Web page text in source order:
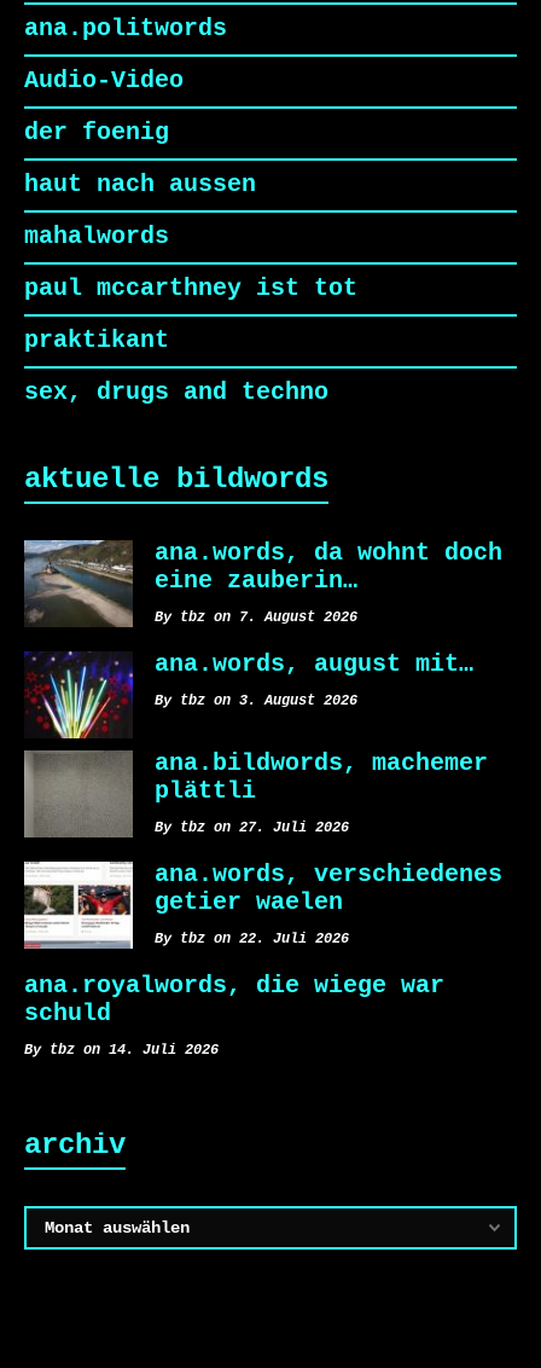
ana.politwords
Audio-Video
der foenig
haut nach aussen
mahalwords
paul mccarthney ist tot
praktikant
sex, drugs and techno
aktuelle bildwords
ana.words, da wohnt doch
eine zauberin…
By tbz on 7. August 2026
ana.words, august mit…
By tbz on 3. August 2026
ana.bildwords, machemer
plättli
By tbz on 27. Juli 2026
ana.words, verschiedenes
getier waelen
By tbz on 22. Juli 2026
ana.royalwords, die wiege war
schuld
By tbz on 14. Juli 2026
archiv
Archiv